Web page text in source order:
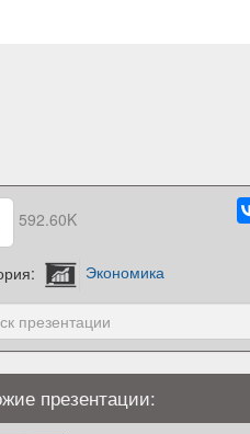
592.60K
Экономика
презентации: